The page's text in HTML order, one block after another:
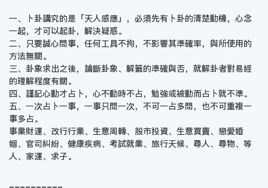
一、卜卦講究的是「天人感應」，必須先有卜卦的清楚動機，心念
一起，才可以起卦，解決疑惑。
二、只要誠心問事，任何工具不拘，不影響其準確率，與所使用的
方法無關。
三、卦象求出之後，論斷卦象、解籤的準確與否，就解卦者對易經
的理解程度有關。
四、謹記心動才占卜，心不動時不占，勉強或被動而占卜就不準。
五、一次占卜一事，一事只問一次，不可一占多問，也不可重複一
事多占。
事業財運、改行行業、生意周轉、股市投資、生意買賣、戀愛婚
姻、官司糾紛、健康疾病、考試就業、旅行天候、尋人、尋物、等
人、家運、求子。